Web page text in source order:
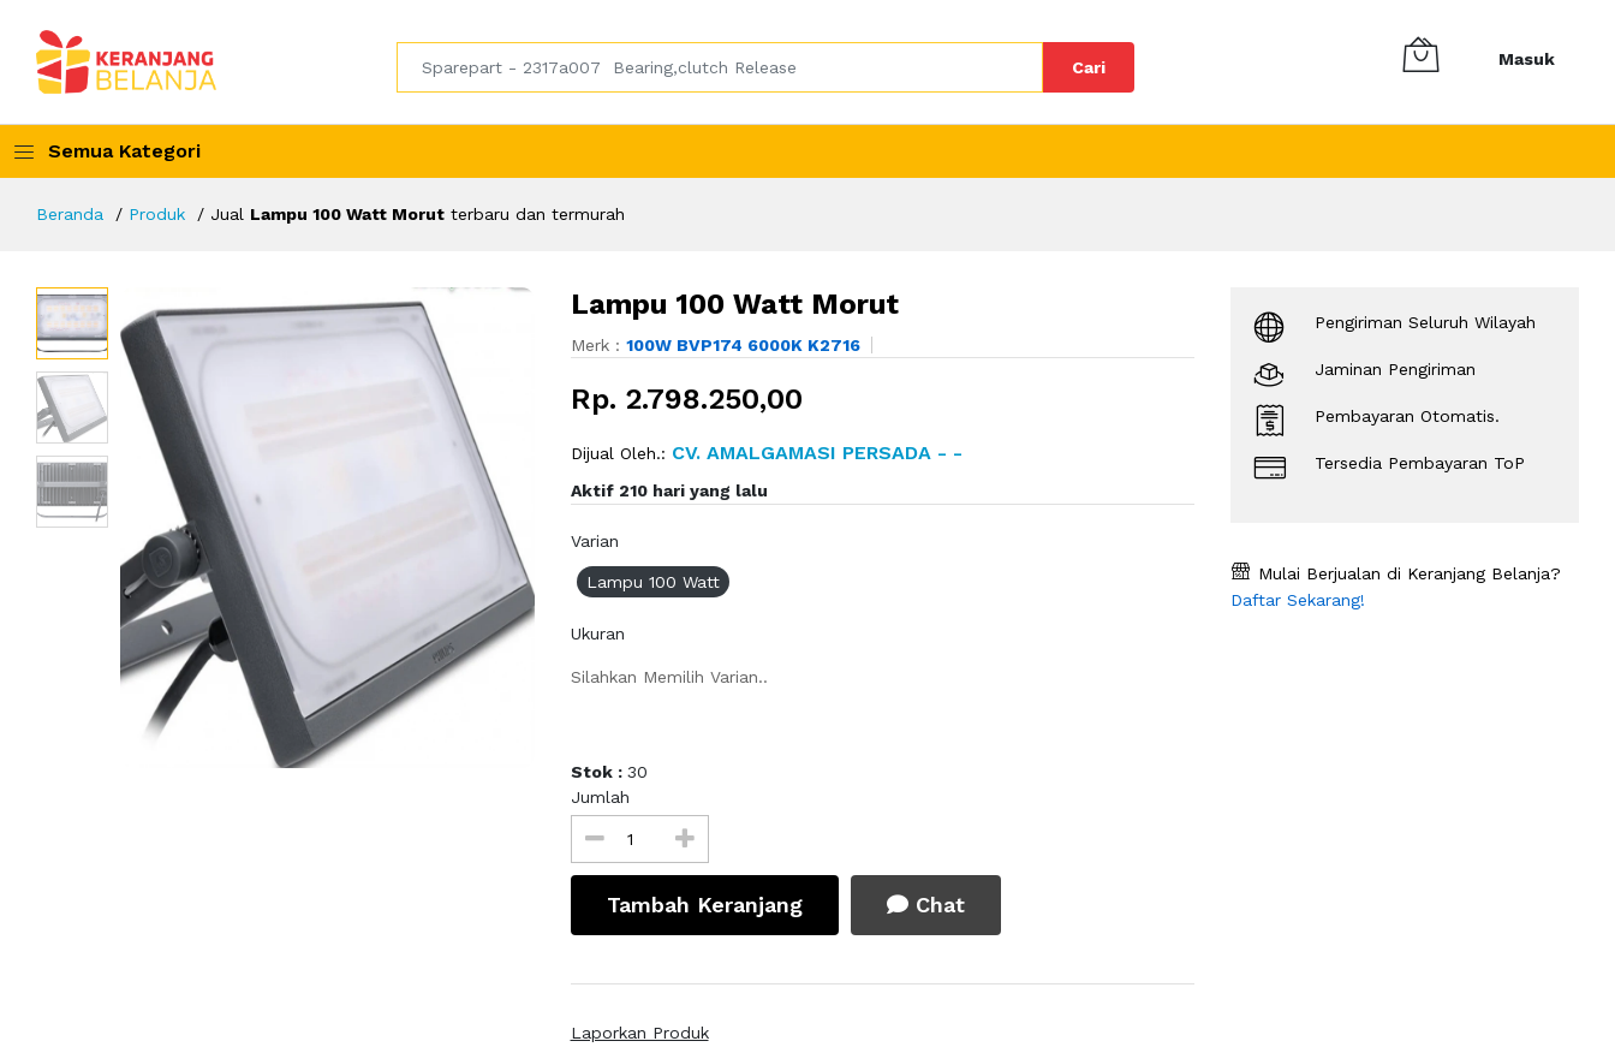
Cari Masuk
Semua Kategori
Beranda Produk Jual Lampu 100 Watt Morut terbaru dan termurah
Lampu 100 Watt Morut
Merk : 100W BVP174 6000K K2716
Rp. 2.798.250,00
Dijual Oleh.: CV. AMALGAMASI PERSADA - -
Aktif 210 hari yang lalu
Varian
Lampu 100 Watt
Ukuran
Silahkan Memilih Varian..
Stok : 30
Jumlah
Tambah Keranjang Chat
Laporkan Produk
Pengiriman Seluruh Wilayah
Jaminan Pengiriman
Pembayaran Otomatis.
Tersedia Pembayaran ToP
Mulai Berjualan di Keranjang Belanja?
Daftar Sekarang!